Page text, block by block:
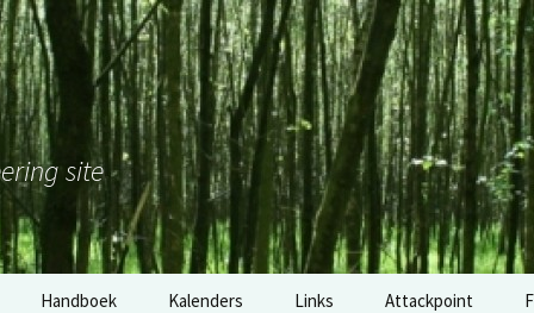
site
Handboek Kalenders Links Attackpoint